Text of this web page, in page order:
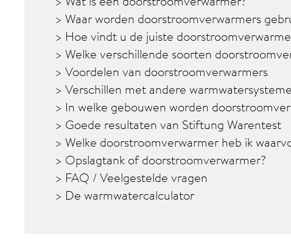
> Waar worden doorstroomverwarmers
> Hoe vindt u de juiste
> Welke verschillende soorten
> Voordelen van doorstroomverwarmers
> Verschillen met andere
> In welke gebouwen worden
> Goede resultaten van Stiftung Warentest
> Welke doorstroomverwarmer heb ik
> Opslagtank of doorstroomverwarmer?
> FAQ / Veelgestelde vragen
> De warmwatercalculator